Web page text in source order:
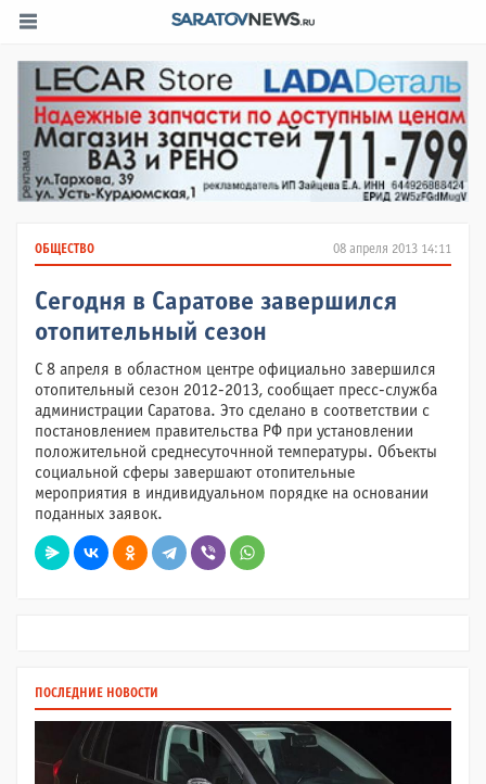
08 апреля 2013 14:11
ОБЩЕСТВО
Сегодня в Саратове завершился
отопительный сезон
С 8 апреля в областном центре официально завершился
отопительный сезон 2012-2013, сообщает пресс-служба
администрации Саратова. Это сделано в соответствии с
постановлением правительства РФ при установлении
положительной среднесуточнной температуры. Объекты
социальной сферы завершают отопительные
мероприятия в индивидуальном порядке на основании
поданных заявок.
ПОСЛЕДНИЕ НОВОСТИ